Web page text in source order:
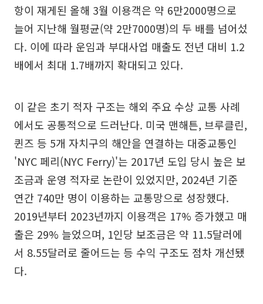
항이 재게된 올해 3월 이용객은 약 6만2000명으로
늘어 지난해 월평균(약 2만7000명)의 두 배를 넘어섰
다. 이에 따라 운임과 부대사업 매출도 전년 대비 1.2
배에서 최대 1.7배까지 확대되고 있다.
이 같은 초기 적자 구조는 해외 주요 수상 교통 사례
에서도 공통적으로 드러난다. 미국 맨해튼, 브루클린,
퀸즈 등 5개 자치구의 해안을 연결하는 대중교통인
'NYC 페리(NYC Ferry)'는 2017년 도입 당시 높은 보
조금과 운영 적자로 논란이 있었지만, 2024년 기준
연간 740만 명이 이용하는 교통망으로 성장했다.
2019년부터 2023년까지 이용객은 17% 증가했고 매
출은 29% 늘었으며, 1인당 보조금은 약 11.5달러에
서 8.55달러로 줄어드는 등 수익 구조도 점차 개선됐
다.